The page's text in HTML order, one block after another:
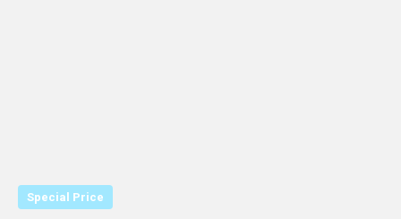
Special Price